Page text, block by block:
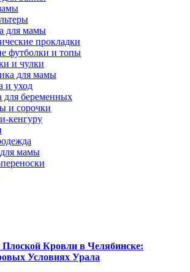
для мамы
прокладки
футболки и топы
и чулки
для мамы
и уход
для беременных
и сорочки
кенгуру
мамы
Кровли в Челябинске:
Условиях Урала